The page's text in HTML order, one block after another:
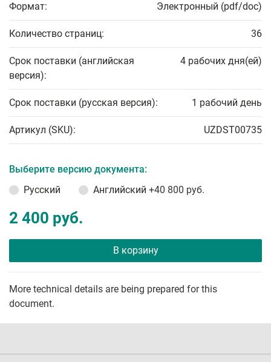
Формат: Электронный (pdf/doc)
Количество страниц: 36
Срок поставки (английская
версия):
4 рабочих дня(ей)
Срок поставки (русская версия): 1 рабочий день
Артикул (SKU): UZDST00735
Выберите версию документа:
Русский
Английский +40 800 руб.
2 400 руб.
В корзину
More technical details are being prepared for this
document.